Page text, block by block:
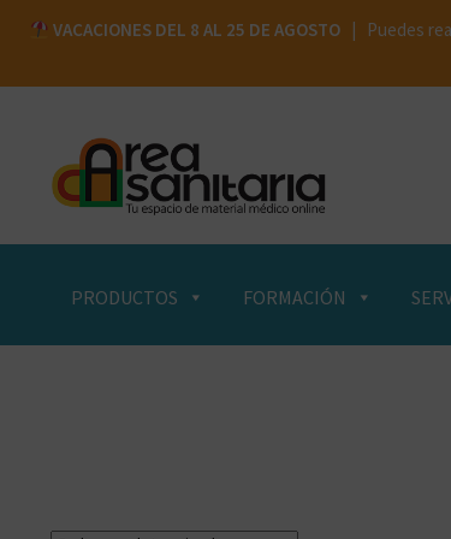
VACACIONES DEL 8 AL 25 DE AGOSTO| Puedes
a
la
navegación
al
contenido
PRODUCTOS FORMACIÓN